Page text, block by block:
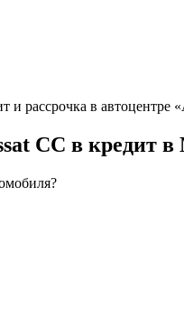
и рассрочка в автоцентре
CC в кредит в